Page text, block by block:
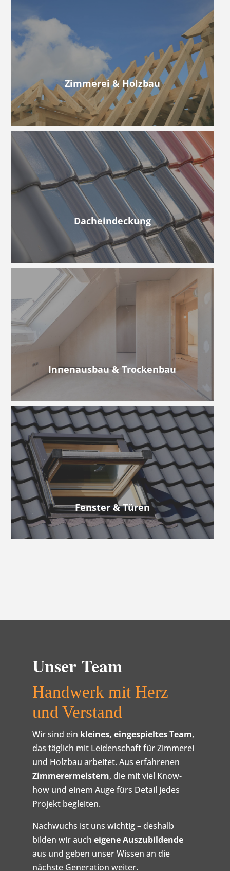
Zimmerei & Holzbau
Dacheindeckung
Innenausbau & Trockenbau
Fenster & Türen
Unser Team
Handwerk mit Herz
und Verstand
Wir sind ein kleines, eingespieltes Team,
das täglich mit Leidenschaft für Zimmerei
und Holzbau arbeitet. Aus erfahrenen
Zimmerermeistern, die mit viel Know-
how und einem Auge fürs Detail jedes
Projekt begleiten.
Nachwuchs ist uns wichtig – deshalb
bilden wir auch eigene Auszubildende
aus und geben unser Wissen an die
nächste Generation weiter.